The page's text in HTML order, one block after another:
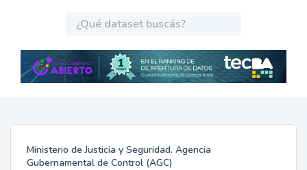
Ministerio de Justicia y Seguridad. Agencia
Gubernamental de Control (AGC)